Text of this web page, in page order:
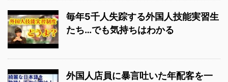
毎年5千人失踪する外国人技能実習生
たち…でも気持ちはわかる
外国人店員に暴言吐いた年配客を一